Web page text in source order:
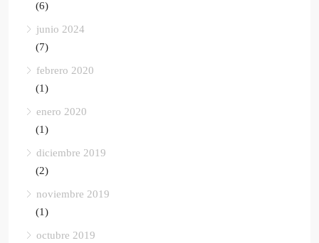
(6)
junio 2024
(7)
febrero 2020
(1)
enero 2020
(1)
diciembre 2019
(2)
noviembre 2019
(1)
octubre 2019